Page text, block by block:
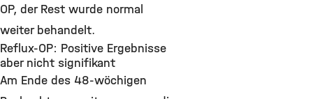
OP, der Rest wurde normal
weiter behandelt.
Reflux-OP: Positive Ergebnisse
aber nicht signifikant
Am Ende des 48-wöchigen